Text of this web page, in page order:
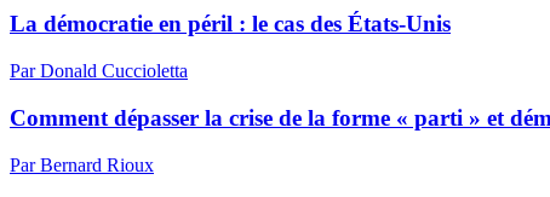
La démocratie en péril : le cas des États-Unis
Par Donald Cuccioletta
Comment dépasser la crise de la forme « parti » et
Par Bernard Rioux